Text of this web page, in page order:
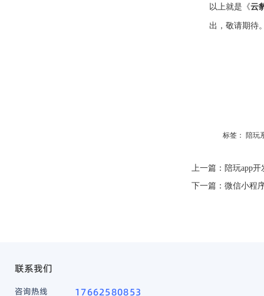
以上就是《云
出，敬请期待
标签： 陪玩
上一篇： 陪玩app
下一篇： 微信小程
联系我们
咨询热线 17662580853